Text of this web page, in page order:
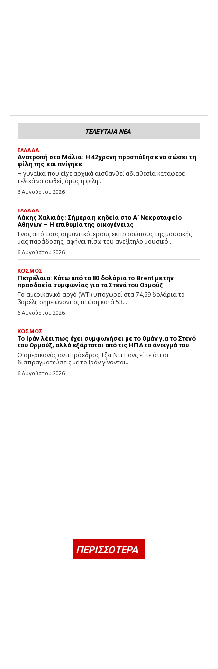
ΤΕΛΕΥΤΑΙΑ ΝΕΑ
ΕΛΛΑΔΑ
Ανατροπή στα Μάλια: Η 42χρονη προσπάθησε να σώσει τη
φίλη της και πνίγηκε
Η γυναίκα που είχε αρχικά αισθανθεί αδιαθεσία κατάφερε
τελικά να σωθεί, όμως η φίλη...
6 Αυγούστου 2026
ΕΛΛΑΔΑ
Λάκης Χαλκιάς: Σήμερα η κηδεία στο Α’ Νεκροταφείο
Αθηνών – Η επιθυμία της οικογένειας
Ένας από τους σημαντικότερους εκπροσώπους της μουσικής
μας παράδοσης, αφήνει πίσω του ανεξίτηλο μουσικό...
6 Αυγούστου 2026
ΚΟΣΜΟΣ
Πετρέλαιο: Κάτω από τα 80 δολάρια το Brent με την
προσδοκία συμφωνίας για τα Στενά του Ορμούζ
Το αμερικανικό αργό (WTI) υποχωρεί στα 74,69 δολάρια το
βαρέλι, σημειώνοντας πτώση κατά 53...
6 Αυγούστου 2026
ΚΟΣΜΟΣ
Το Ιράν λέει πως έχει συμφωνήσει με το Ομάν για το Στενό
του Ορμούζ, αλλά εξάρταται από τις ΗΠΑ το άνοιγμά του
Ο αμερικανός αντιπρόεδρος Τζέι Ντι Βανς είπε ότι οι
διαπραγματεύσεις με το Ιράν γίνονται...
6 Αυγούστου 2026
ΠΕΡΙΣΣΟΤΕΡΑ